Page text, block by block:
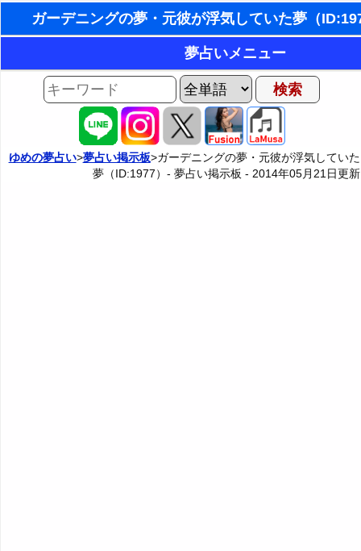
東洋・西洋占星術
ホラリー占星術
手相占いで未来診断
タロットカードで無料占い
命名の姓名判断
夢占いメニュー
AIゆめの夢占いチャット
夢占い掲示板
夢占い掲示板の使用ルール
カテゴリー別夢占い
ゆめの夢占い>夢占い掲示板>ガーデニングの夢・元彼が浮気していた
夢（ID:1977）- 夢占い掲示板 - 2014年05月21日更新